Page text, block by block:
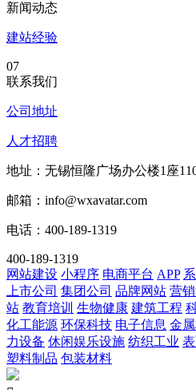
新闻动态
建站经验
07
联系我们
公司地址
人才招聘
地址：无锡恒隆广场办公楼1座
邮箱：info@wxavatar.com
电话：400-189-1319
400-189-1319
网站建设 小程序 电商平台 APP
上市公司 集团公司 品牌网站 营
站 教育培训 生物健康 建筑工程
化工能源 环保科技 电子信息 金
力设备 休闲娱乐设施 纺织工业
塑料制品 包装材料